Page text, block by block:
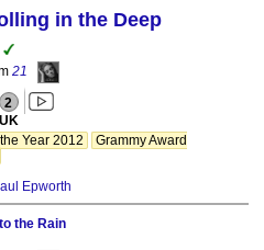
in the Deep
21
2
UK
Year 2012
Grammy Award
Epworth
the Rain